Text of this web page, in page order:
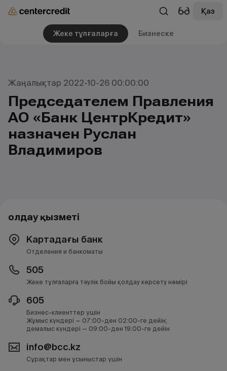
Қаз
Жеке тұлғаларға Бизнеске
Жаңалықтар 2022-10-26 00:00:00
Председателем Правления
АО «Банк ЦентрКредит»
назначен Руслан
Владимиров
Қолдау қызметі
Картадағы банк
Отделения и банкоматы
505
Жеке тұлғаларға тәулік бойы қолдау көрсету нөмірі
605
Бизнес-клиенттер үшін
Жұмыс күндері — 07:00-ден 02:00-ге дейін;
демалыс күндері — 09:00-ден 19:00-ге дейін
info@bcc.kz
Сұрақтар мен ұсыныстар үшін